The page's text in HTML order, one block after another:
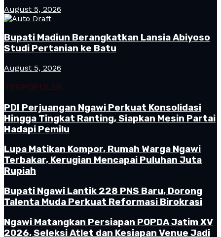
August 5, 2026
Bupati Madiun Berangkatkan Lansia Abiyoso
Studi Pertanian ke Batu
August 5, 2026
TERPOPULER
PDI Perjuangan Ngawi Perkuat Konsolidasi
Hingga Tingkat Ranting, Siapkan Mesin Partai
Hadapi Pemilu
Lupa Matikan Kompor, Rumah Warga Ngawi
Terbakar, Kerugian Mencapai Puluhan Juta
Rupiah
Bupati Ngawi Lantik 228 PNS Baru, Dorong
Talenta Muda Perkuat Reformasi Birokrasi
Ngawi Matangkan Persiapan POPDA Jatim XV
2026, Seleksi Atlet dan Kesiapan Venue Jadi